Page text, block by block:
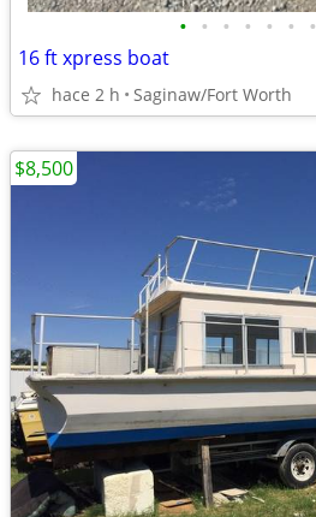
• • • • • • •
16 ft xpress boat
hace 2 h Saginaw/Fort Worth
$8,500